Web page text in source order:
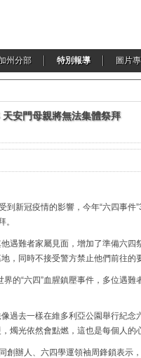
州分部 特別報導 圖片
安門母親將無法集體祭拜
到新冠疫情的影響，今年“六四事件
。
遇難者家屬見面，增加了準備六四
，同時不接受警方禁止他們前往的
的“六四”血腥鎮壓事件，多位遇難
過去一樣在維多利亞公園舉行紀念
燭光依然會點燃，這也是每個人的
創辦人、六四學運領袖周鋒鎖表示